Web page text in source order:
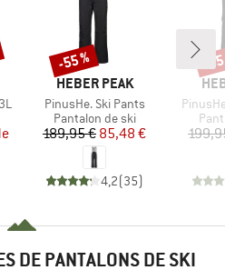
MARQUE
HEBER PEAK
Article
PinusHe. Ski Pants
Product group
Pantalon de ski
Prix
189,95 €Prix réduit
85,48 €
4,2(35)
Remise
-55 %
Article
-
DE PANTALONS DE SKI